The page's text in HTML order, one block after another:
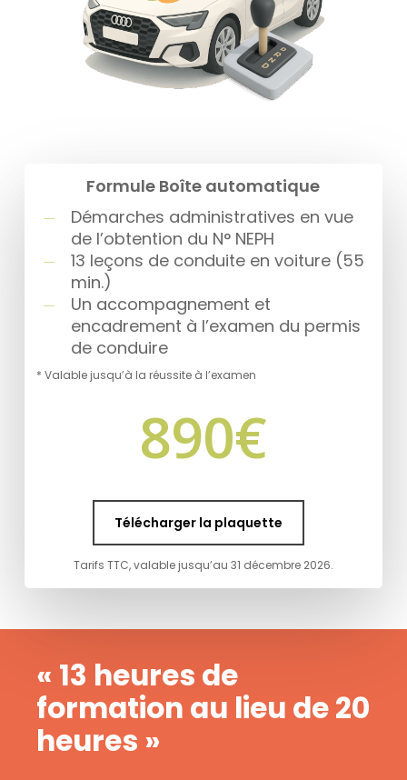
Formule Boîte automatique
Démarches administratives en vue
de l’obtention du N° NEPH
13 leçons de conduite en voiture (55
min.)
Un accompagnement et
encadrement à l’examen du permis
de conduire
* Valable jusqu’à la réussite à l’examen
890€
Télécharger la plaquette
Tarifs TTC, valable jusqu’au 31 décembre 2026.
« 13 heures de
formation au lieu de 20
heures »